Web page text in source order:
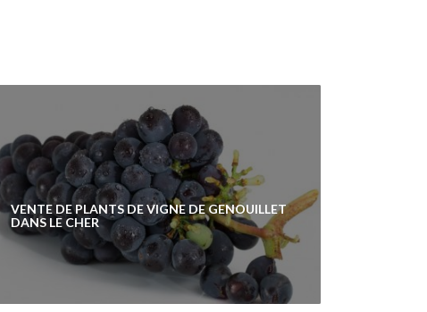
VENTE DE PLANTS DE VIGNE DE GENOUILLET
DANS LE CHER